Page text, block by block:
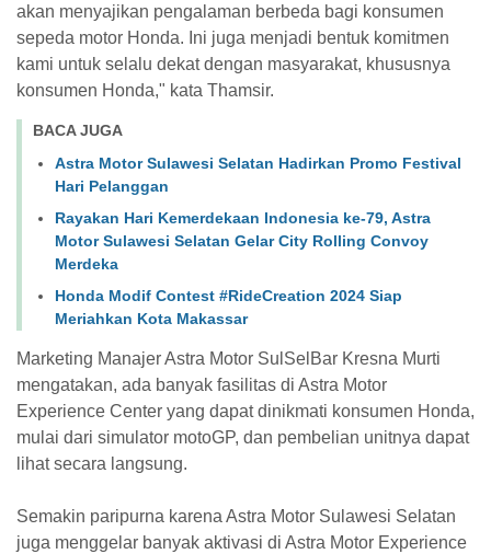
akan menyajikan pengalaman berbeda bagi konsumen
sepeda motor Honda. Ini juga menjadi bentuk komitmen
kami untuk selalu dekat dengan masyarakat, khususnya
konsumen Honda," kata Thamsir.
BACA JUGA
Astra Motor Sulawesi Selatan Hadirkan Promo Festival
Hari Pelanggan
Rayakan Hari Kemerdekaan Indonesia ke-79, Astra
Motor Sulawesi Selatan Gelar City Rolling Convoy
Merdeka
Honda Modif Contest #RideCreation 2024 Siap
Meriahkan Kota Makassar
Marketing Manajer Astra Motor SulSelBar Kresna Murti
mengatakan, ada banyak fasilitas di Astra Motor
Experience Center yang dapat dinikmati konsumen Honda,
mulai dari simulator motoGP, dan pembelian unitnya dapat
lihat secara langsung.
Semakin paripurna karena Astra Motor Sulawesi Selatan
juga menggelar banyak aktivasi di Astra Motor Experience